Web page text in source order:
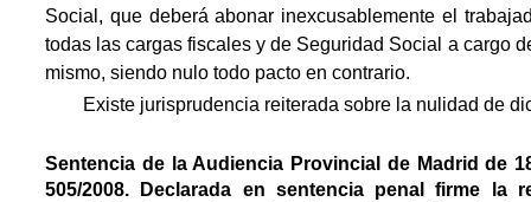
Social, que deberá abonar inexcusablemente el
todas las cargas fiscales y de Seguridad Social a cargo
mismo, siendo nulo todo pacto en contrario.
Existe jurisprudencia reiterada sobre la nulidad de
Sentencia de la Audiencia Provincial de Madrid de
505/2008. Declarada en sentencia penal firme la